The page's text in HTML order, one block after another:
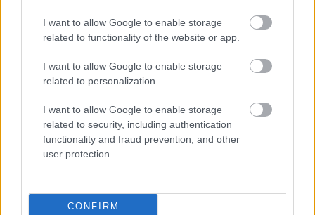
I want to allow Google to enable storage
related to functionality of the website or app.
I want to allow Google to enable storage
related to personalization.
I want to allow Google to enable storage
related to security, including authentication
functionality and fraud prevention, and other
user protection.
CONFIRM